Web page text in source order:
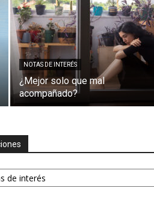
NOTAS DE INTERÉS
¿Mejor solo que mal
acompañado?